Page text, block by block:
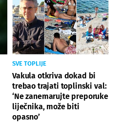
SVE TOPLIJE
Vakula otkriva dokad bi
trebao trajati toplinski val:
‘Ne zanemarujte preporuke
liječnika, može biti
opasno’